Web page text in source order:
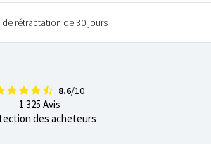
de rétractation de 30 jours
8.6/10
1.325 Avis
des acheteurs